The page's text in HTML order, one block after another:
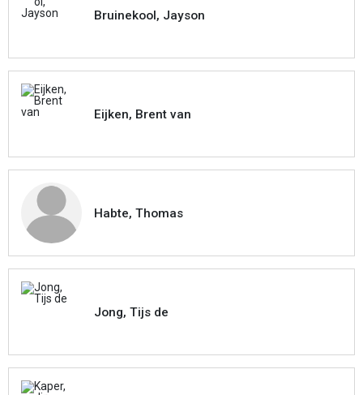
Bruinekool, Jayson
Eijken, Brent van
Habte, Thomas
Jong, Tijs de